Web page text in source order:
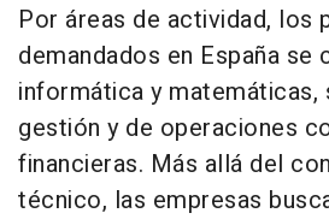
Por áreas de actividad, los
demandados en España se
informática y matemáticas,
gestión y de operaciones
financieras. Más allá del
técnico, las empresas